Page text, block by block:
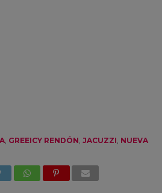
, GREEICY RENDÓN JACUZZI NUEVA